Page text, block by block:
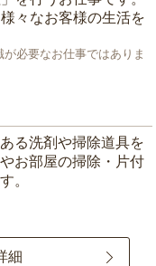
々なお客様の生活を
必要なお仕事ではありま
る洗剤や掃除道具を
お部屋の掃除・片付
。
細